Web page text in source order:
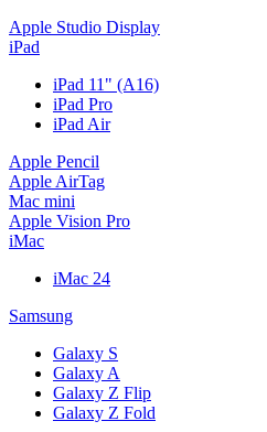
Apple Studio Display
iPad
iPad 11" (A16)
iPad Pro
iPad Air
Apple Pencil
Apple AirTag
Mac mini
Apple Vision Pro
iMac
iMac 24
Samsung
Galaxy S
Galaxy A
Galaxy Z Flip
Galaxy Z Fold